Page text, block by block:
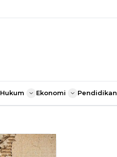
Hukum Ekonomi Pendidikan